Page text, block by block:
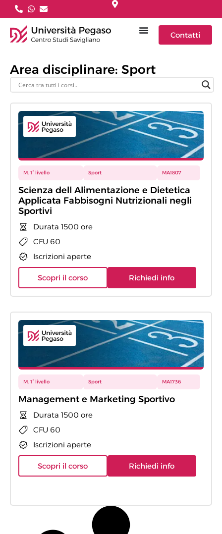
Contatti
Area disciplinare: Sport
M. 1° livello Sport MA1807
Scienza dell Alimentazione e Dietetica
Applicata Fabbisogni Nutrizionali negli
Sportivi
Durata 1500 ore
CFU 60
Iscrizioni aperte
Scopri il corso Richiedi info
M. 1° livello Sport MA1736
Management e Marketing Sportivo
Durata 1500 ore
CFU 60
Iscrizioni aperte
Scopri il corso Richiedi info